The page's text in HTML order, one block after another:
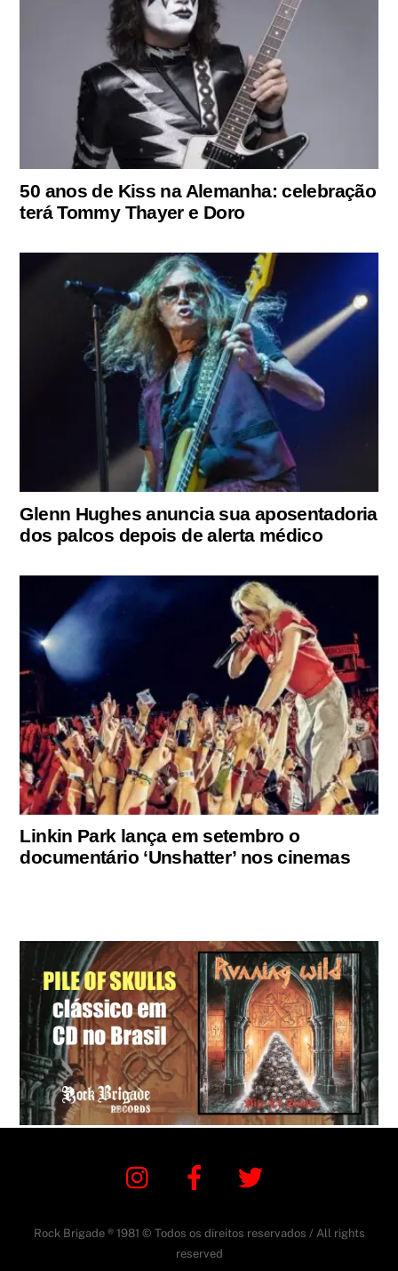
50 anos de Kiss na Alemanha: celebração
terá Tommy Thayer e Doro
Glenn Hughes anuncia sua aposentadoria
dos palcos depois de alerta médico
Linkin Park lança em setembro o
documentário ‘Unshatter’ nos cinemas
Instagram Facebook
Rock Brigade ® 1981 © Todos os direitos reservados / All rights
reserved